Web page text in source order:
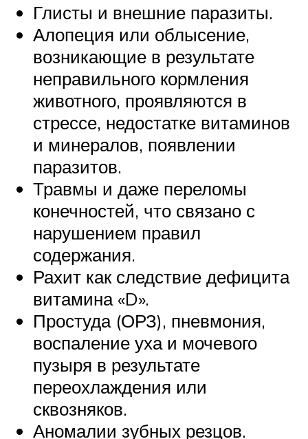
Глисты и внешние паразиты.
Алопеция или облысение,
возникающие в результате
неправильного кормления
животного, проявляются в
стрессе, недостатке витаминов
и минералов, появлении
паразитов.
Травмы и даже переломы
конечностей, что связано с
нарушением правил
содержания.
Рахит как следствие дефицита
витамина «D».
Простуда (ОРЗ), пневмония,
воспаление уха и мочевого
пузыря в результате
переохлаждения или
сквозняков.
Аномалии зубных резцов.